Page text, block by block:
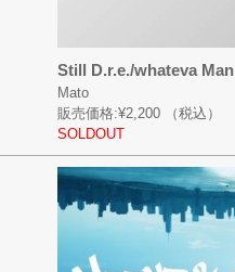
Still D.r.e./whateva Man
Mato
販売価格:¥2,200
（税込）
SOLDOUT